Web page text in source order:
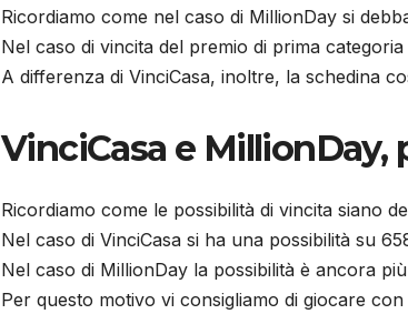
Ricordiamo come nel caso di MillionDay si
Nel caso di vincita del premio di prima
A differenza di VinciCasa, inoltre, la schedina
VinciCasa e
Ricordiamo come le possibilità di vincita siano
Nel caso di VinciCasa si ha una possibilità su
Nel caso di MillionDay la possibilità è ancora
Per questo motivo vi consigliamo di giocare